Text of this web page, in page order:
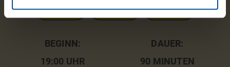
TAGE STUNDEN MINUTEN
BEGINN:
19:00 UHR
DAUER:
90 MINUTEN